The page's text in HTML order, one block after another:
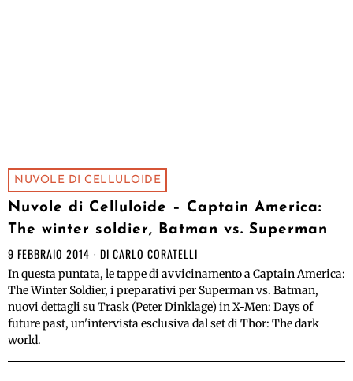
NUVOLE DI CELLULOIDE
Nuvole di Celluloide – Captain America:
The winter soldier, Batman vs. Superman
9 FEBBRAIO 2014 DI CARLO CORATELLI
In questa puntata, le tappe di avvicinamento a Captain America:
The Winter Soldier, i preparativi per Superman vs. Batman,
nuovi dettagli su Trask (Peter Dinklage) in X-Men: Days of
future past, un'intervista esclusiva dal set di Thor: The dark
world.